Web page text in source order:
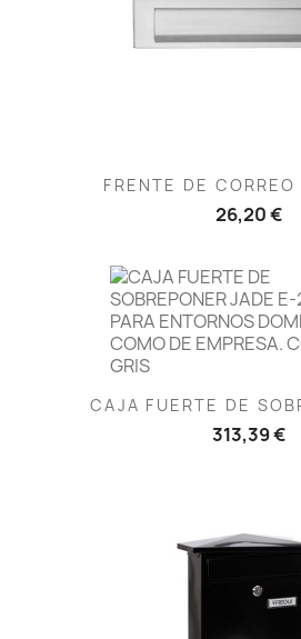
FRENTE DE
26,20 €
CAJA FUERTE DE
313,39 €